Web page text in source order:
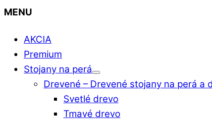
MENU
AKCIA
Premium
Stojany na perá
Drevené – Drevené stojany na perá a
Svetlé drevo
Tmavé drevo